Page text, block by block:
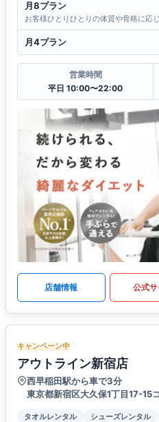
月8プラン
お客様ひとりひとりの体質や骨格に応じ
月4プラン
営業時間
平日 10:00〜22:00
店舗情報 公式サ
キャンペーン中
アウトライン新宿店
西早稲田駅から車で3分
東京都新宿区大久保1丁目17-15
タオルレンタル シューズレンタル